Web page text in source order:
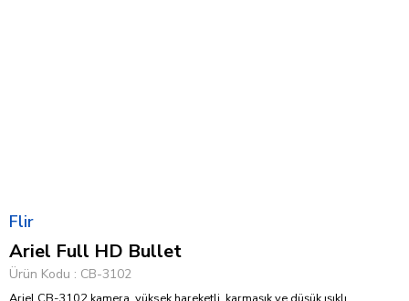
Flir
Ariel Full HD Bullet
Ürün Kodu CB-3102